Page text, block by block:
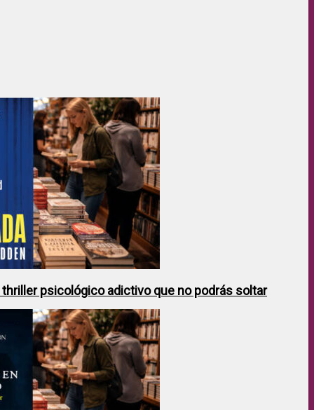
thriller psicológico adictivo que no podrás soltar